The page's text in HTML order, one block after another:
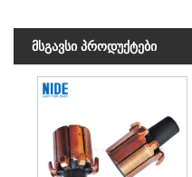
მსგავსი პროდუქტები